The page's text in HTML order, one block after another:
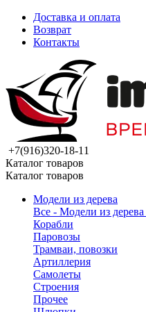
Доставка и оплата
Возврат
Контакты
+7(916)320-18-11
Каталог товаров
Каталог товаров
Модели из дерева
Все - Модели из дерева
Корабли
Паровозы
Трамваи, повозки
Артиллерия
Самолеты
Строения
Прочее